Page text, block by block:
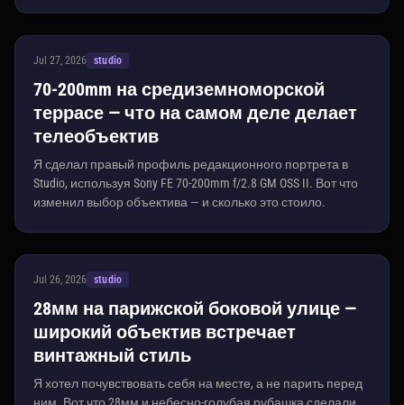
Jul 27, 2026 studio
70-200mm на средиземноморской
террасе — что на самом деле делает
телеобъектив
Я сделал правый профиль редакционного портрета в
Studio, используя Sony FE 70-200mm f/2.8 GM OSS II. Вот что
изменил выбор объектива — и сколько это стоило.
Jul 26, 2026 studio
28мм на парижской боковой улице —
широкий объектив встречает
винтажный стиль
Я хотел почувствовать себя на месте, а не парить перед